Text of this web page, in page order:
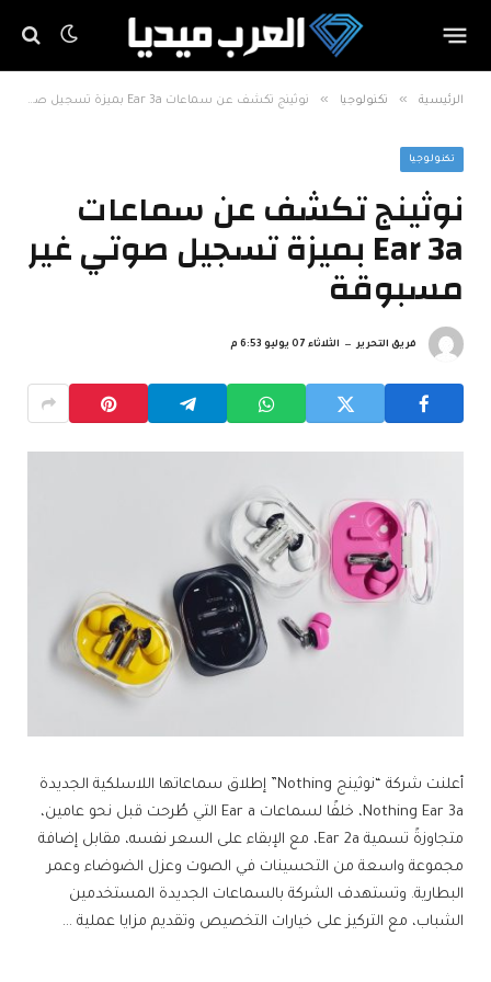
الرئيسية » تكنولوجيا » نوثينج تكشف عن سماعات Ear 3a بميزة تسجيل صوتي غير مسبوقة
تكنولوجيا
نوثينج تكشف عن سماعات
Ear 3a بميزة تسجيل صوتي غير
مسبوقة
فريق التحرير الثلاثاء 07 يوليو 6:53 م
أعلنت شركة “نوثينج Nothing” إطلاق سماعاتها اللاسلكية الجديدة
Nothing Ear 3a، خلفًا لسماعات Ear a التي طُرحت قبل نحو عامين،
متجاوزةً تسمية Ear 2a، مع الإبقاء على السعر نفسه، مقابل إضافة
مجموعة واسعة من التحسينات في الصوت وعزل الضوضاء وعمر
البطارية. وتستهدف الشركة بالسماعات الجديدة المستخدمين
الشباب، مع التركيز على خيارات التخصيص وتقديم مزايا عملية …